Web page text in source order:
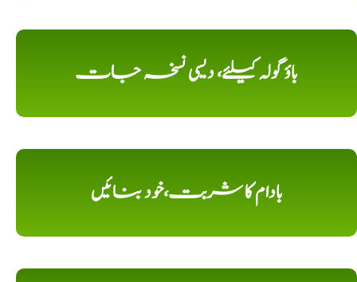
باؤ گولہ کیلئے، دیسی نسخہ جات
بادام کا شربت،خود بنائیں